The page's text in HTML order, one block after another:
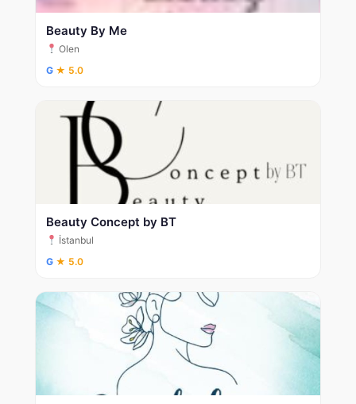
Beauty By Me
Olen
G★ 5.0
Beauty Concept by BT
İstanbul
G★ 5.0